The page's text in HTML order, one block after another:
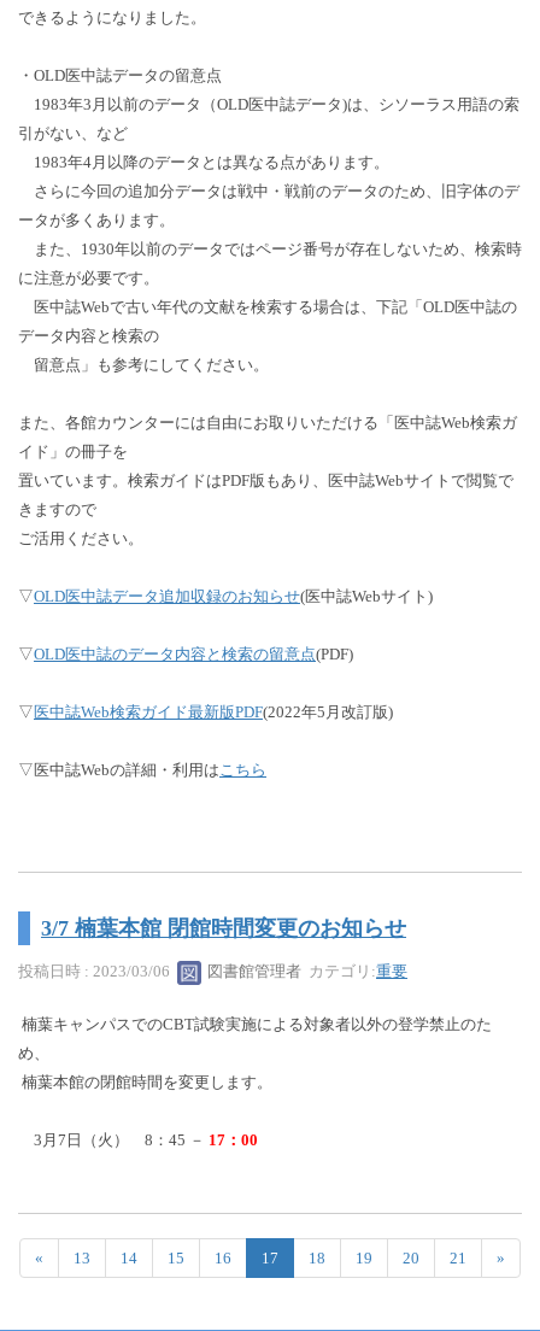
できるようになりました。
・OLD医中誌データの留意点
1983年3月以前のデータ（OLD医中誌データ)は、シソーラス用語の索
引がない、など
1983年4月以降のデータとは異なる点があります。
さらに今回の追加分データは戦中・戦前のデータのため、旧字体のデ
ータが多くあります。
また、1930年以前のデータではページ番号が存在しないため、検索時
に注意が必要です。
医中誌Webで古い年代の文献を検索する場合は、下記「OLD医中誌の
データ内容と検索の
留意点」も参考にしてください。
また、各館カウンターには自由にお取りいただける「医中誌Web検索ガ
イド」の冊子を
置いています。検索ガイドはPDF版もあり、医中誌Webサイトで閲覧で
きますので
ご活用ください。
▽OLD医中誌データ追加収録のお知らせ(医中誌Webサイト)
▽OLD医中誌のデータ内容と検索の留意点(PDF)
▽医中誌Web検索ガイド最新版PDF(2022年5月改訂版)
▽医中誌Webの詳細・利用はこちら
3/7 楠葉本館 閉館時間変更のお知らせ
投稿日時 : 2023/03/06 図書館管理者 カテゴリ:重要
楠葉キャンパスでのCBT試験実施による対象者以外の登学禁止のた
め、
楠葉本館の閉館時間を変更します。
3月7日（火） 8：45 － 17：00
« 13 14 15 16 17 18 19 20 21 »